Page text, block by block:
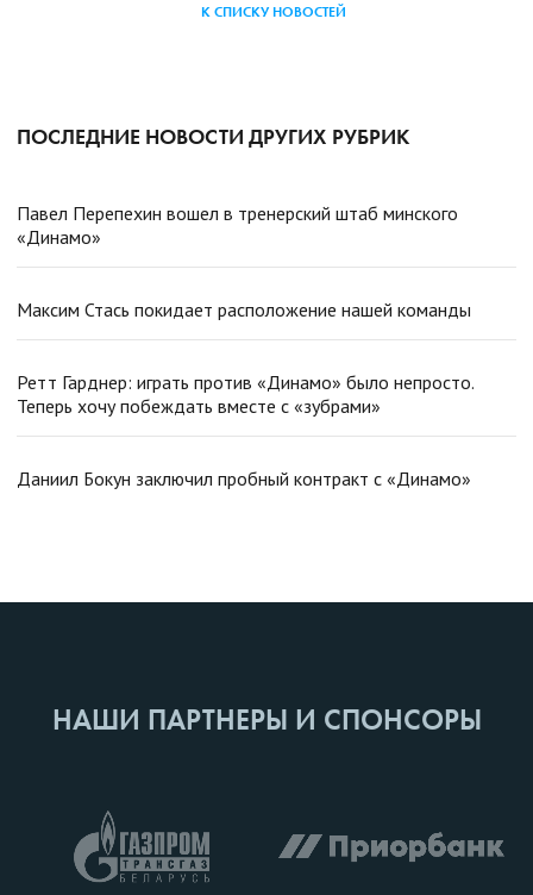
К СПИСКУ НОВОСТЕЙ
ПОСЛЕДНИЕ НОВОСТИ ДРУГИХ РУБРИК
Павел Перепехин вошел в тренерский штаб минского
«Динамо»
Максим Стась покидает расположение нашей команды
Ретт Гарднер: играть против «Динамо» было непросто.
Теперь хочу побеждать вместе с «зубрами»
Даниил Бокун заключил пробный контракт с «Динамо»
НАШИ ПАРТНЕРЫ И СПОНСОРЫ